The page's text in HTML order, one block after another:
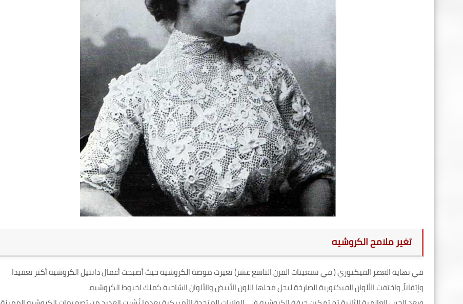
تغير ملامح الكروشيه
في نهاية العصر الفيكتوري ( في تسعينات القرن التاسع عشر) تغيرت موضة الكروشيه حيث أصبحت أعمال دانتيل الكروشيه أكثر تعقيدا
وإتقاناً، واختفت الألوان الفيكتورية الصارخة ليحل محلها اللون الأبيض والألوان الشاحبة كملك لخيوط الكروشيه.